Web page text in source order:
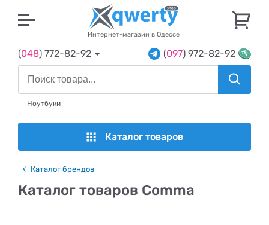
Интернет-магазин в Одессе
(048) 772-82-92 (097) 972-82-92
Ноутбуки
Каталог товаров
Каталог брендов
Каталог товаров Comma